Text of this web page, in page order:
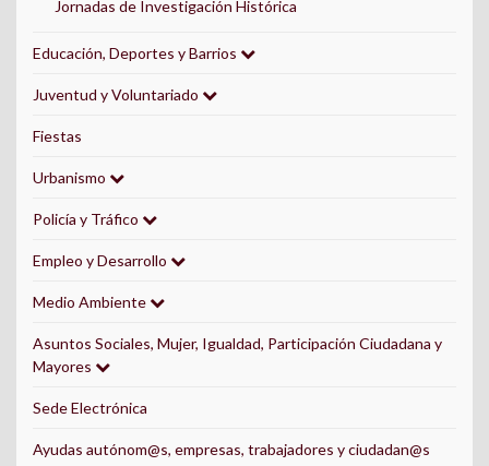
Jornadas de Investigación Histórica
Educación, Deportes y Barrios
Juventud y Voluntariado
Fiestas
Urbanismo
Policía y Tráfico
Empleo y Desarrollo
Medio Ambiente
Asuntos Sociales, Mujer, Igualdad, Participación Ciudadana y
Mayores
Sede Electrónica
Ayudas autónom@s, empresas, trabajadores y ciudadan@s